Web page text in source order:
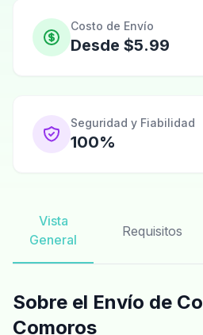
Costo de Envío
Desde $5.99
Seguridad y Fiabilidad
100%
Vista
General
Requisitos
Sobre el Envío de
Comoros